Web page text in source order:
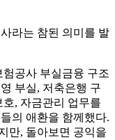
라는 참된 의미를 발
공사 부실금융 구조
부실, 저축은행 구
, 자금관리 업무를
의 애환을 함께했다.
만, 돌아보면 공익을